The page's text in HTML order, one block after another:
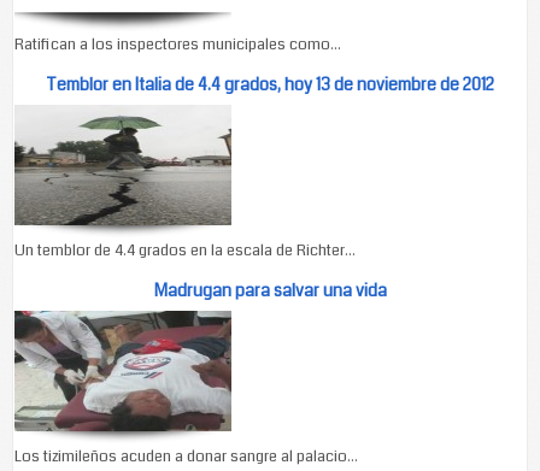
Ratifican a los inspectores municipales como...
Temblor en Italia de 4.4 grados, hoy 13 de noviembre de 2012
Un temblor de 4.4 grados en la escala de Richter...
Madrugan para salvar una vida
Los tizimileños acuden a donar sangre al palacio...